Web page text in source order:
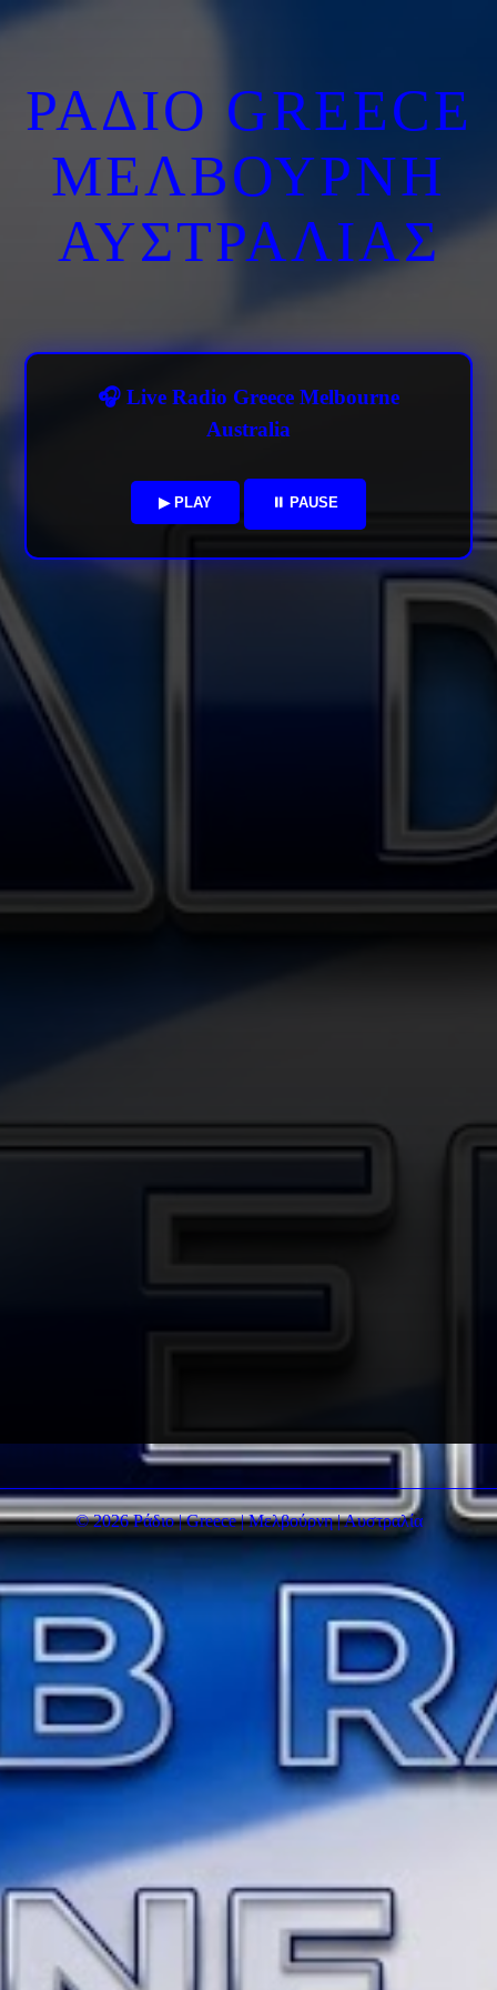
ΡΑΔΙΟ GREECE
ΜΕΛΒΟΥΡΝΗ
ΑΥΣΤΡΑΛΙΑΣ
🎧 Live Radio Greece Melbourne
Australia
▶ PLAY ⏸ PAUSE
© 2026 Ράδιο | Greece | Μελβούρνη | Αυστραλία